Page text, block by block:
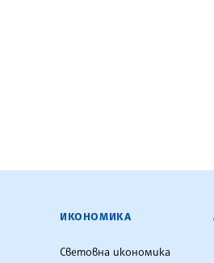
ИКОНОМИКА
Световна икономика